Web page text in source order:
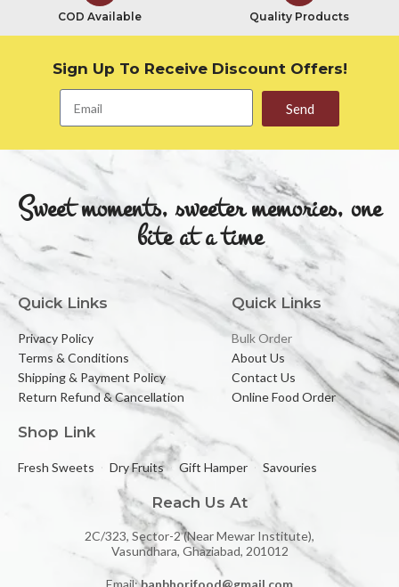
COD Available Quality Products
Sign Up To Receive Discount Offers!
Send
Sweet moments, sweeter memories, one
bite at a time
Quick Links
Privacy Policy
Terms & Conditions
Shipping & Payment Policy
Return Refund & Cancellation
Quick Links
Bulk Order
About Us
Contact Us
Online Food Order
Shop Link
Fresh Sweets Dry Fruits Gift Hamper Savouries
Reach Us At
2C/323, Sector-2 (Near Mewar Institute),
Vasundhara, Ghaziabad, 201012